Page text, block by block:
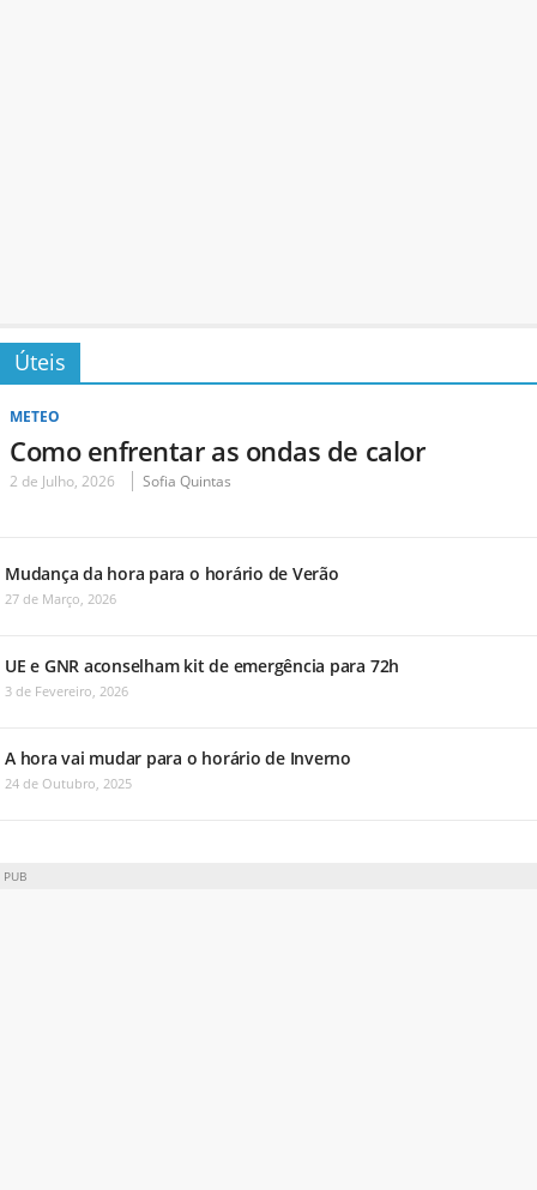
Úteis
METEO
Como enfrentar as ondas de calor
2 de Julho, 2026 Sofia Quintas
Mudança da hora para o horário de Verão
27 de Março, 2026
UE e GNR aconselham kit de emergência para 72h
3 de Fevereiro, 2026
A hora vai mudar para o horário de Inverno
24 de Outubro, 2025
PUB